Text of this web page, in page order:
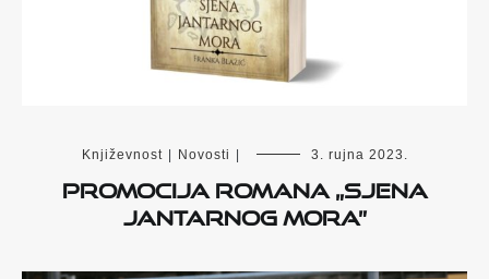
Književnost | Novosti | 3. rujna 2023.
Promocija romana „Sjena
Jantarnog mora”